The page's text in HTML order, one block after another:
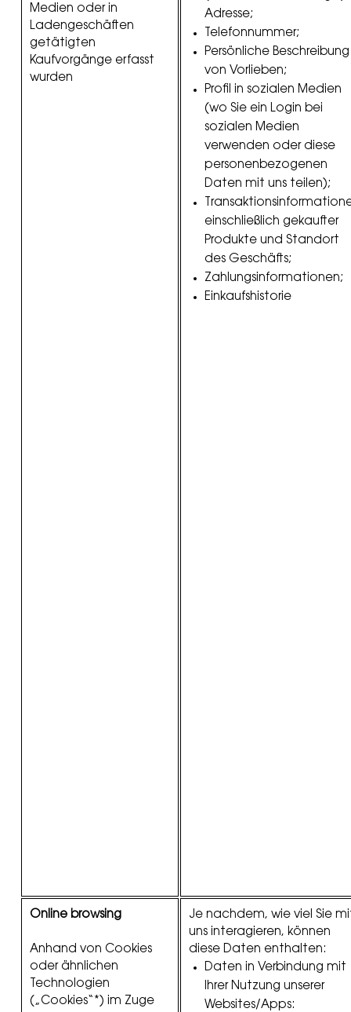
Medien oder in
Ladengeschäften
getätigten
Kaufvorgänge erfasst
wurden
Adresse;
Telefonnummer;
Persönliche Beschreibung
von Vorlieben;
Profil in sozialen Medien
(wo Sie ein Login bei
sozialen Medien
verwenden oder diese
personenbezogenen
Daten mit uns teilen);
einschließlich gekaufter
Produkte und Standort
des Geschäfts;
Zahlungsinformationen;
Einkaufshistorie
Online browsing
Anhand von Cookies
oder ähnlichen
Technologien
(„Cookies“*) im Zuge
Je nachdem, wie viel Sie
uns interagieren, können
diese Daten enthalten:
Daten in Verbindung mit
Ihrer Nutzung unserer
Websites/Apps: